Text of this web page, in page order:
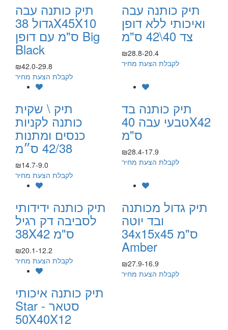
תיק כותנה עבה
ואיכותי ללא דופן
צד 40\42 ס"מ
₪28.8-20.4
לקבלת הצעת מחיר
תיק כותנה עבה
גדול 38X45X10
ס"מ עם דופן Big
Black
₪42.0-29.8
לקבלת הצעת מחיר
תיק כותנה בד
טבעי עבה 40X42
ס"מ
₪28.4-17.9
לקבלת הצעת מחיר
תיק \ שקית
כותנה לקניות
כנסים ומתנות
42/38 ס״מ
₪14.7-9.0
לקבלת הצעת מחיר
תיק גדול מכותנה
ובד יוטה
34x15x45 ס"מ
Amber
₪27.9-16.9
לקבלת הצעת מחיר
תיק כותנה ידידותי
לסביבה דק רגיל
38X42 ס"מ
₪20.1-12.2
לקבלת הצעת מחיר
תיק כותנה איכותי
Star סטאר -
50X40X12